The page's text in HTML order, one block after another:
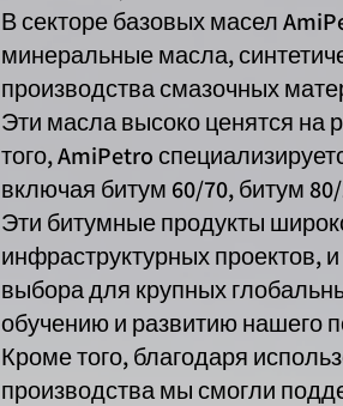
В секторе базовых масел
минеральные масла,
производства смазочных
Эти масла высоко ценятся на
того, AmiPetro
включая битум 60/70, битум
Эти битумные продукты
инфраструктурных проектов,
выбора для крупных
обучению и развитию нашего
Кроме того, благодаря
производства мы смогли